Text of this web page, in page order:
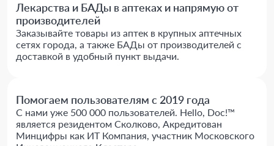
Лекарства и БАДы в аптеках и напрямую от
производителей
Заказывайте товары из аптек в крупных аптечных
сетях города, а также БАДы от производителей с
доставкой в удобный пункт выдачи.
Помогаем пользователям с 2019 года
С нами уже 500 000 пользователей. Hello, Doc!™
является резидентом Сколково, Акредитован
Минцифры как ИТ Компания, участник Московского